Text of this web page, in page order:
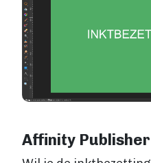
Affinity Publisher